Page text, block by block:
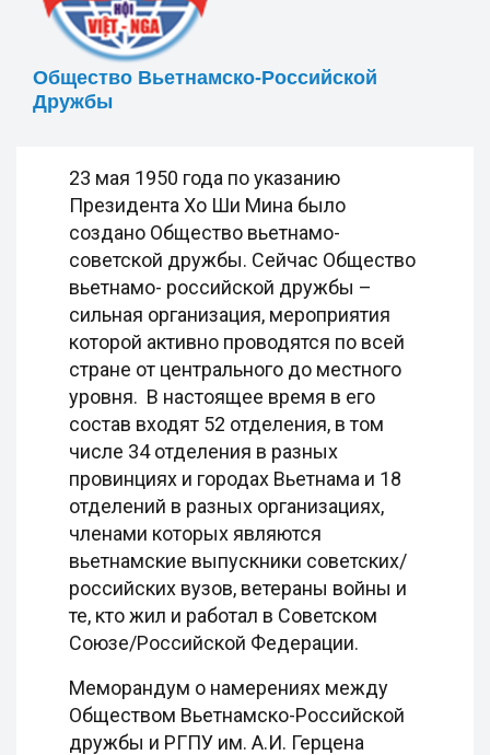
Общество Вьетнамско-Российской
Дружбы
23 мая 1950 года по указанию
Президента Хо Ши Мина было
создано Общество вьетнамо-
советской дружбы. Сейчас Общество
вьетнамо- российской дружбы –
сильная организация, мероприятия
которой активно проводятся по всей
стране от центрального до местного
уровня. В настоящее время в его
состав входят 52 отделения, в том
числе 34 отделения в разных
провинциях и городах Вьетнама и 18
отделений в разных организациях,
членами которых являются
вьетнамские выпускники советских/
российских вузов, ветераны войны и
те, кто жил и работал в Советском
Союзе/Российской Федерации.
Меморандум о намерениях между
Обществом Вьетнамско-Российской
дружбы и РГПУ им. А.И. Герцена